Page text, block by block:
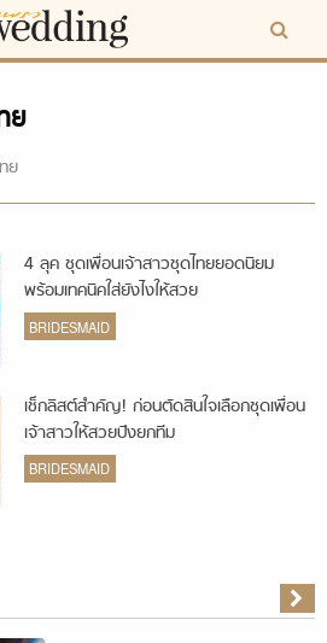
ย
ย
4 ลุค ชุดเพื่อนเจ้าสาวชุดไทยยอดนิยม
พร้อมเทคนิคใส่ยังไงให้สวย
BRIDESMAID
เช็กลิสต์สำคัญ! ก่อนตัดสินใจเลือกชุดเพื่อน
เจ้าสาวให้สวยปังยกทีม
BRIDESMAID